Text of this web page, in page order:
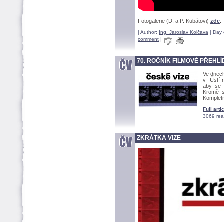
Fotogalerie (D. a P. Kubátovi) zde
| Author: Ing. Jaroslav Kolčava | Day
comment |
70. ROČNÍK FILMOVÉ
Ve
v Ústí
aby se
Kromě
Full
3069
ZKRÁTKA VIZE